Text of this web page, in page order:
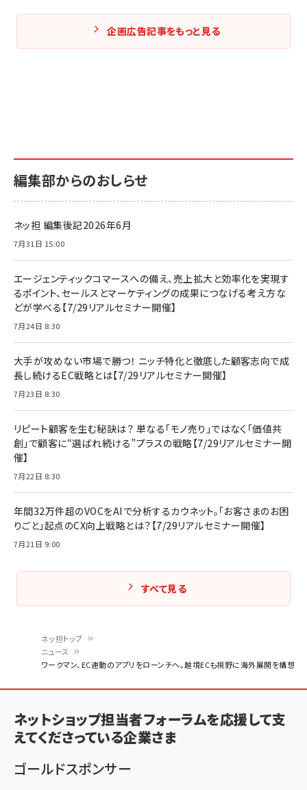
ン
く
ず
ネッ担トップ
ニュース
ワークマン、EC連動のアプリをローンチへ。越境ECも視野に海外展開を構想
企画広告記事をもっと見る
編集部からのおしらせ
ネッ担 編集後記2026年6月
7月31日 15:00
エージェンティックコマースへの備え、売上拡大と効率化を実現す
るポイント、セールスとマーケティングの成果につなげる考え方な
どが学べる【7/29リアルセミナー開催】
7月24日 8:30
大手が攻めない市場で勝つ！ ニッチ特化と徹底した顧客志向で成
長し続けるEC戦略とは【7/29リアルセミナー開催】
7月23日 8:30
リピート顧客を生む秘訣は？ 単なる「モノ売り」ではなく「価値共
創」で顧客に“選ばれ続ける”プラスの戦略【7/29リアルセミナー開
催】
7月22日 8:30
年間32万件超のVOCをAIで分析するカウネット。「お客さまのお困
りごと」起点のCX向上戦略とは？【7/29リアルセミナー開催】
7月21日 9:00
すべて見る
ネットショップ担当者フォーラムを応援して支
えてくださっている企業さま
ゴールドスポンサー